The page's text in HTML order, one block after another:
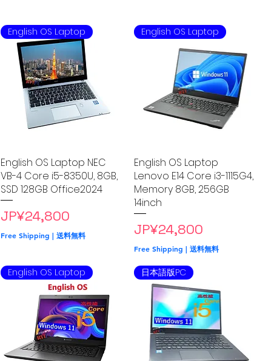
Quick View
English OS Laptop
English OS Laptop NEC
VB-4 Core i5-8350U, 8GB,
SSD 128GB Office2024
Price
JP¥24,800
Free Shipping | 送料無料
Quick View
English OS Laptop
English OS Laptop
Lenovo E14 Core i3-1115G4,
Memory 8GB, 256GB
14inch
Price
JP¥24,800
Free Shipping | 送料無料
English OS Laptop 日本語版PC